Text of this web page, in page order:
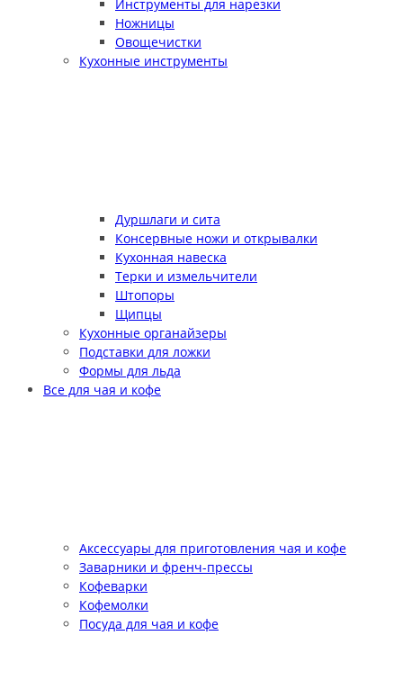
Инструменты для нарезки
Ножницы
Овощечистки
Кухонные инструменты
Дуршлаги и сита
Консервные ножи и открывалки
Кухонная навеска
Терки и измельчители
Штопоры
Щипцы
Кухонные органайзеры
Подставки для ложки
Формы для льда
Все для чая и кофе
Аксессуары для приготовления чая и кофе
Заварники и френч-прессы
Кофеварки
Кофемолки
Посуда для чая и кофе